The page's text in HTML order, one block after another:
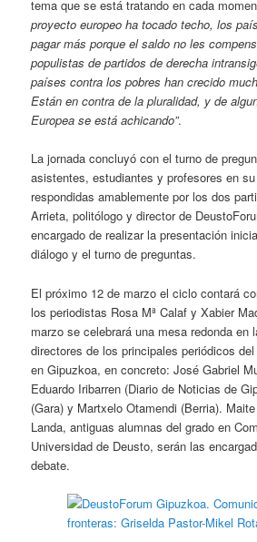
tema que se está tratando en cada
proyecto europeo ha tocado techo, los
pagar más porque el saldo no les
populistas de partidos de derecha
países contra los pobres han crecido
Están en contra de la pluralidad, y de
Europea se está achicando”.
La jornada concluyó con el turno de
asistentes, estudiantes y profesores en
respondidas amablemente por los dos
Arrieta, politólogo y director de
encargado de realizar la presentación
diálogo y el turno de preguntas.
El próximo 12 de marzo el ciclo contará
los periodistas Rosa Mª Calaf y Xabier
marzo se celebrará una mesa redonda en
directores de los principales periódicos
en Gipuzkoa, en concreto: José Gabriel
Eduardo Iribarren (Diario de Noticias de
(Gara) y Martxelo Otamendi (Berria).
Landa, antiguas alumnas del grado en
Universidad de Deusto, serán las
debate.